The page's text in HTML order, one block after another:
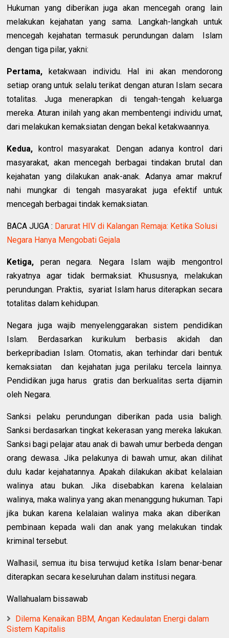
Hukuman yang diberikan juga akan mencegah orang lain
melakukan kejahatan yang sama. Langkah-langkah untuk
mencegah kejahatan termasuk perundungan dalam Islam
dengan tiga pilar, yakni:
Pertama, ketakwaan individu. Hal ini akan mendorong
setiap orang untuk selalu terikat dengan aturan Islam secara
totalitas. Juga menerapkan di tengah-tengah keluarga
mereka. Aturan inilah yang akan membentengi individu umat,
dari melakukan kemaksiatan dengan bekal ketakwaannya.
Kedua, kontrol masyarakat. Dengan adanya kontrol dari
masyarakat, akan mencegah berbagai tindakan brutal dan
kejahatan yang dilakukan anak-anak. Adanya amar makruf
nahi mungkar di tengah masyarakat juga efektif untuk
mencegah berbagai tindak kemaksiatan.
BACA JUGA : Darurat HIV di Kalangan Remaja: Ketika Solusi
Negara Hanya Mengobati Gejala
Ketiga, peran negara. Negara Islam wajib mengontrol
rakyatnya agar tidak bermaksiat. Khususnya, melakukan
perundungan. Praktis, syariat Islam harus diterapkan secara
totalitas dalam kehidupan.
Negara juga wajib menyelenggarakan sistem pendidikan
Islam. Berdasarkan kurikulum berbasis akidah dan
berkepribadian Islam. Otomatis, akan terhindar dari bentuk
kemaksiatan dan kejahatan juga perilaku tercela lainnya.
Pendidikan juga harus gratis dan berkualitas serta dijamin
oleh Negara.
Sanksi pelaku perundungan diberikan pada usia baligh.
Sanksi berdasarkan tingkat kekerasan yang mereka lakukan.
Sanksi bagi pelajar atau anak di bawah umur berbeda dengan
orang dewasa. Jika pelakunya di bawah umur, akan dilihat
dulu kadar kejahatannya. Apakah dilakukan akibat kelalaian
walinya atau bukan. Jika disebabkan karena kelalaian
walinya, maka walinya yang akan menanggung hukuman. Tapi
jika bukan karena kelalaian walinya maka akan diberikan
pembinaan kepada wali dan anak yang melakukan tindak
kriminal tersebut.
Walhasil, semua itu bisa terwujud ketika Islam benar-benar
diterapkan secara keseluruhan dalam institusi negara.
Wallahualam bissawab
Dilema Kenaikan BBM, Angan Kedaulatan Energi dalam
Sistem Kapitalis